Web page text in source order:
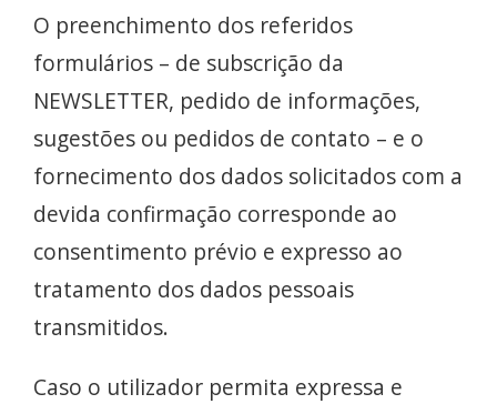
O preenchimento dos referidos
formulários – de subscrição da
NEWSLETTER, pedido de informações,
sugestões ou pedidos de contato – e o
fornecimento dos dados solicitados com a
devida confirmação corresponde ao
consentimento prévio e expresso ao
tratamento dos dados pessoais
transmitidos.
Caso o utilizador permita expressa e